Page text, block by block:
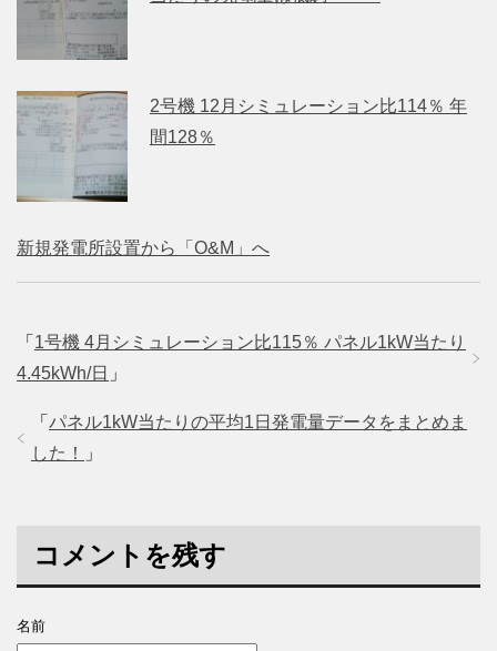
2号機 12月シミュレーション比114％ 年
間128％
新規発電所設置から「O&M」へ
「 1号機 4月シミュレーション比115％ パネル1kW当たり
4.45kWh/日 」
「 パネル1kW当たりの平均1日発電量データをまとめま
した！
」
コメントを残す
名前